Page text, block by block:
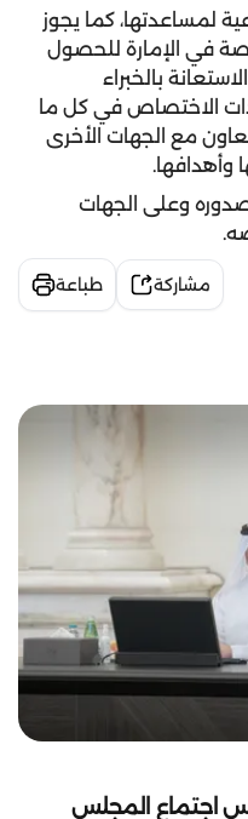
لمساعدتها، كما يجوز
في الإمارة للحصول
بالخبراء
ذات الاختصاص في كل ما
مع الجهات الأخرى
وأهدافها.
صدوره وعلى الجهات
مشاركة طباعة
اجتماع المجلس